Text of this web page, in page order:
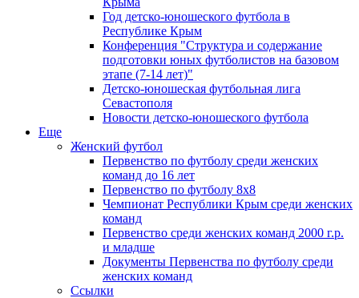
Год детско-юношеского футбола в
Республике Крым
Конференция "Структура и содержание
подготовки юных футболистов на базовом
этапе (7-14 лет)"
Детско-юношеская футбольная лига
Севастополя
Новости детско-юношеского футбола
Еще
Женский футбол
Первенство по футболу среди женских
команд до 16 лет
Первенство по футболу 8х8
Чемпионат Республики Крым среди женских
команд
Первенство среди женских команд 2000 г.р.
и младше
Документы Первенства по футболу среди
женских команд
Ссылки